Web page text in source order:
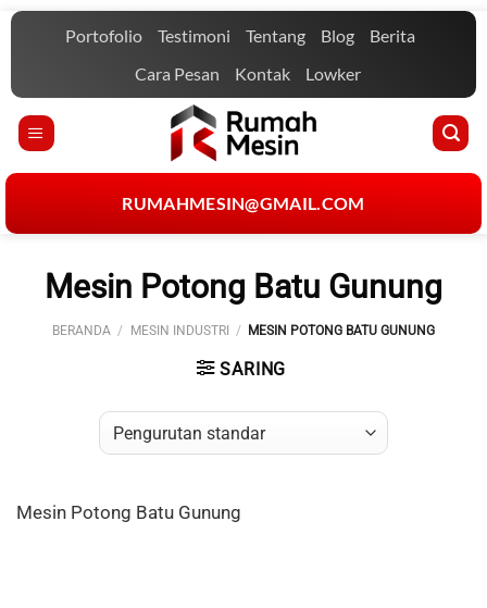
Skip
Portofolio Testimoni Tentang Blog
Berita
Cara Pesan
Kontak Lowker
RUMAHMESIN@GMAIL.COM
Mesin Potong Batu Gunung
BERANDA / MESIN INDUSTRI / MESIN POTONG BATU GUNUNG
SARING
Mesin Potong Batu Gunung